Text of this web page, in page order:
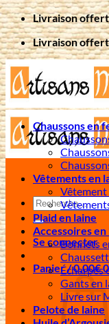
Passer
au
contenu
Livraison
Livraison
Recherche
pour :
Se connecter
Panier /0,00€0
Chaussons en
Vêtements en
Vêtement
Plaid en laine
Accessoires en
Bonnets
Écharpes
Gants en
Livre sur
Pelote de laine